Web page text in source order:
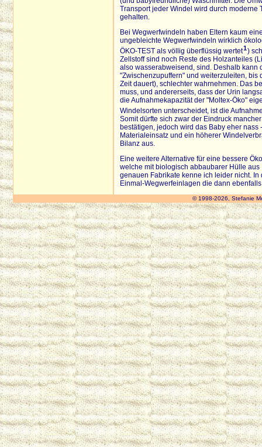
Transport jeder Windel wird durch
gehalten.
Bei Wegwerfwindeln haben Eltern kaum
ungebleichte Wegwerfwindeln wirklich
ÖKO-TEST als völlig überflüssig wertet1)
Zellstoff sind noch Reste des Holzanteiles
also wasserabweisend, sind. Deshalb kann
"Zwischenzupuffern" und weiterzuleiten,
Zeit dauert), schlechter wahrnehmen. Das
muss, und andererseits, dass der Urin
die Aufnahmekapazität der "Moltex-Öko"
Windelsorten unterscheidet, ist die
Somit dürfte sich zwar der Eindruck
bestätigen, jedoch wird das Baby eher
Materialeinsatz und ein höherer
Bilanz aus.
Eine weitere Alternative für eine bessere
welche mit biologisch abbaubarer Hülle
genauen Fabrikate kenne ich leider nicht.
Einmal-Wegwerfeinlagen die dann
© 1998-2026, Stefanie